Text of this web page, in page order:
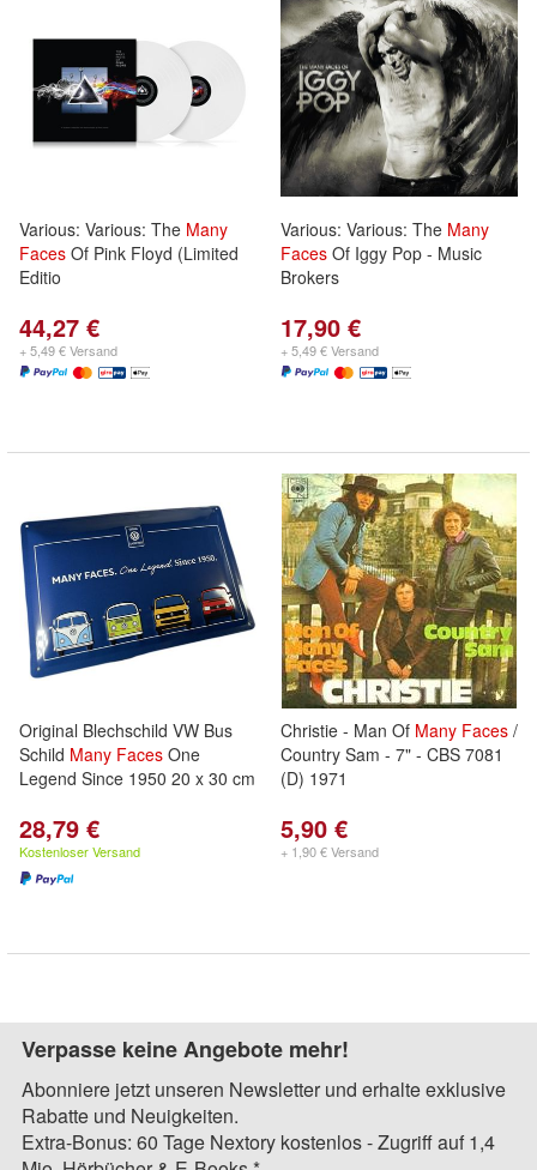
Various: Various: The Many
Faces Of Pink Floyd (Limited
Editio
44,27 €
+ 5,49 € Versand
Various: Various: The Many
Faces Of Iggy Pop - Music
Brokers
17,90 €
+ 5,49 € Versand
Original Blechschild VW Bus
Schild Many Faces One
Legend Since 1950 20 x 30 cm
28,79 €
Kostenloser Versand
Christie - Man Of Many Faces /
Country Sam - 7" - CBS 7081
(D) 1971
5,90 €
+ 1,90 € Versand
Verpasse keine Angebote mehr!
Abonniere jetzt unseren Newsletter und erhalte exklusive
Rabatte und Neuigkeiten.
Extra-Bonus: 60 Tage Nextory kostenlos - Zugriff auf 1,4